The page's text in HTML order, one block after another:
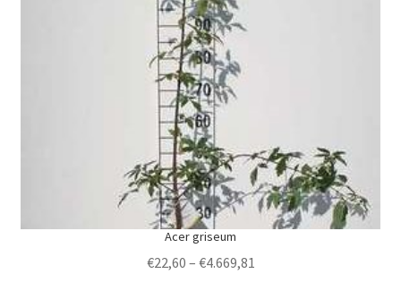
page
Acer griseum
€22,60 – €4.669,81